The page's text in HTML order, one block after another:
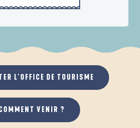
L'OFFICE DE TOURISME
VENIR ?